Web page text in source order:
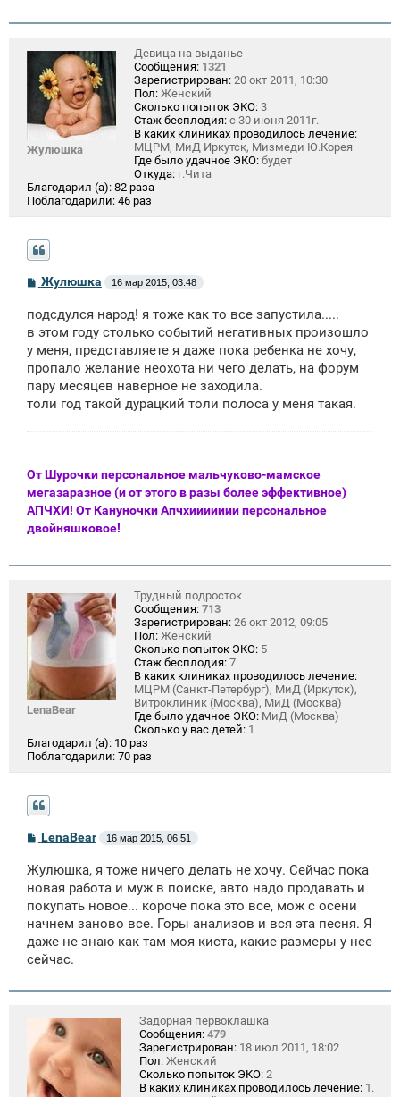
Жулюшка
Девица на выданье
Сообщения: 1321
Зарегистрирован: 20 окт 2011, 10:30
Пол: Женский
Сколько попыток ЭКО: 3
Стаж бесплодия: с 30 июня 2011г.
В каких клиниках проводилось лечение:
МЦРМ, МиД Иркутск, Мизмеди Ю.Корея
Где было удачное ЭКО: будет
Откуда: г.Чита
Благодарил (а): 82 раза
Поблагодарили: 46 раз
С
б
щ
н
и
Жулюшка 16 мар 2015, 03:48
подсдулся народ! я тоже как то все запустила.....
в этом году столько событий негативных произошло
у меня, представляете я даже пока ребенка не хочу,
пропало желание неохота ни чего делать, на форум
пару месяцев наверное не заходила.
толи год такой дурацкий толи полоса у меня такая.
От Шурочки персональное мальчуково-мамское
мегазаразное (и от этого в разы более эффективное)
АПЧХИ! От Кануночки Апчхиииииии персональное
двойняшковое!
LenaBear
Трудный подросток
Сообщения: 713
Зарегистрирован: 26 окт 2012, 09:05
Пол: Женский
Сколько попыток ЭКО: 5
Стаж бесплодия: 7
В каких клиниках проводилось лечение:
МЦРМ (Санкт-Петербург), МиД (Иркутск),
Витроклиник (Москва), МиД (Москва)
Где было удачное ЭКО: МиД (Москва)
Сколько у вас детей: 1
Благодарил (а): 10 раз
Поблагодарили: 70 раз
С
б
щ
н
и
LenaBear 16 мар 2015, 06:51
Жулюшка, я тоже ничего делать не хочу. Сейчас пока
новая работа и муж в поиске, авто надо продавать и
покупать новое... короче пока это все, мож с осени
начнем заново все. Горы анализов и вся эта песня. Я
даже не знаю как там моя киста, какие размеры у нее
сейчас.
Задорная первоклашка
Сообщения: 479
Зарегистрирован: 18 июл 2011, 18:02
Пол: Женский
Сколько попыток ЭКО: 2
В каких клиниках проводилось лечение: 1.